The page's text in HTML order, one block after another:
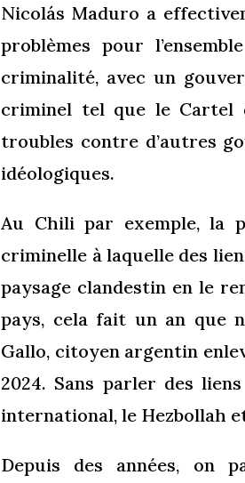
Nicolás Maduro a
problèmes pour
criminalité, avec un
criminel tel que le Cartel
troubles contre d’autres
idéologiques.
Au Chili par exemple, la
criminelle à laquelle des
paysage clandestin en le
pays, cela fait un an que
Gallo, citoyen argentin
2024. Sans parler des
international, le Hezbollah
Depuis des années, on